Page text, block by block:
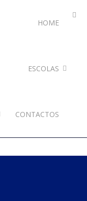
HOME
ESCOLAS
CONTACTOS